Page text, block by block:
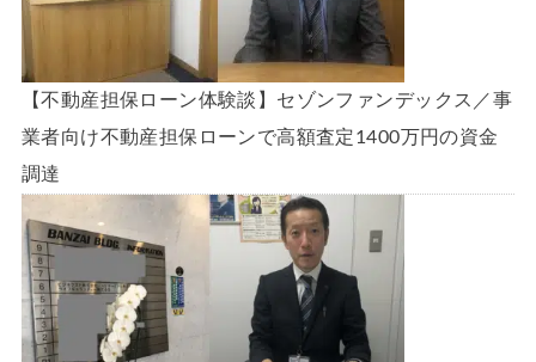
【不動産担保ローン体験談】セゾンファンデックス／事
業者向け不動産担保ローンで高額査定1400万円の資金
調達